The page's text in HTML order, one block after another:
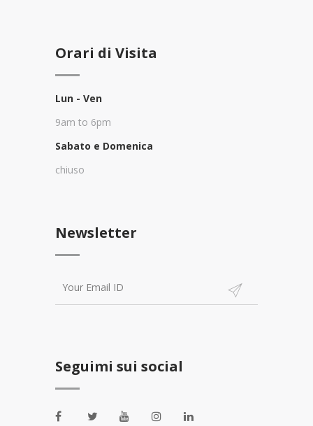
Orari di Visita
Lun - Ven
9am to 6pm
Sabato e Domenica
chiuso
Newsletter
Seguimi sui social